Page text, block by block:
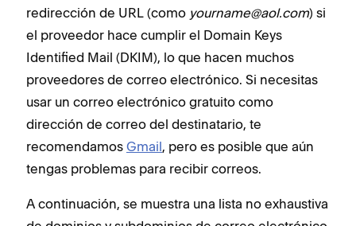
redirección de URL (como yourname@aol.com) si
el proveedor hace cumplir el Domain Keys
Identified Mail (DKIM), lo que hacen muchos
proveedores de correo electrónico. Si necesitas
usar un correo electrónico gratuito como
dirección de correo del destinatario, te
recomendamos Gmail, pero es posible que aún
tengas problemas para recibir correos.
A continuación, se muestra una lista no exhaustiva